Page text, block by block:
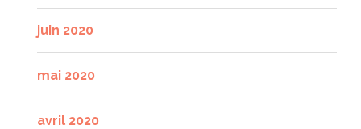
juin 2020
mai 2020
avril 2020